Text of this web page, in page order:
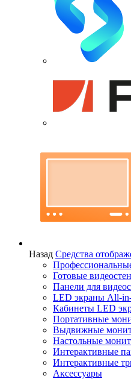
Назад Средства
Готовые
Панели для
LED экраны All-
Кабинеты LED
Портативные
Выдвижные
Настольные
Интерактивные
Интерактивные
Аксессуары